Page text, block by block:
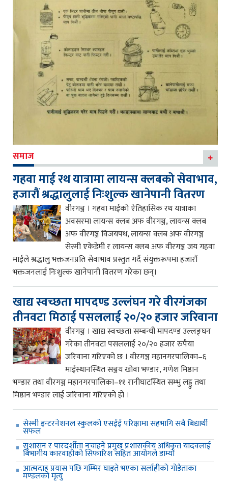
समाज
गहवा माई रथ यात्रामा लायन्स क्लबको सेवाभाव,
हजारौं श्रद्धालुलाई निःशुल्क खानेपानी वितरण
वीरगञ्ज । गहवा माईको ऐतिहासिक रथ यात्राका
अवसरमा लायन्स क्लब अफ वीरगञ्ज, लायन्स क्लब
अफ वीरगञ्ज विजयपथ, लायन्स क्लब अफ वीरगञ्ज
सेस्मी एकेडेमी र लायन्स क्लब अफ वीरगञ्ज जय गहवा
माईले श्रद्धालु भक्तजनप्रति सेवाभाव प्रस्तुत गर्दै संयुक्तरूपमा हजारौं
भक्तजनलाई निःशुल्क खानेपानी वितरण गरेका छन्।
खाद्य स्वच्छता मापदण्ड उल्लंघन गरे वीरगंजका
तीनवटा मिठाई पसललाई २०/२० हजार जरिवाना
वीरगञ्ज । खाद्य स्वच्छता सम्बन्धी मापदण्ड उल्लङ्घन
गरेका तीनवटा पसललाई २०/२० हजार रुपैया
जरिवाना गरिएको छ । वीरगञ्ज महानगरपालिका–६
माईस्थानस्थित सञ्जय खोवा भण्डार, गणेश मिष्ठान
भण्डार तथा वीरगञ्ज महानगरपालिका–११ रानीघाटस्थित सम्भु लड्डु तथा
मिष्ठान भण्डार लाई जरिवाना गरिएको हो ।
सेस्मी इन्टरनेशनल स्कुलको एसईई परिक्षामा सहभागि सबै बिद्यार्थी
सफल
सुशासन र पारदर्शीता नचाहने प्रमुख प्रशासकीय अधिकृत यादवलाई
बिभागीय कारवाहीको सिफारिश सहित आयोगले डाम्यो
आत्मदाह प्रयास पछि गम्भिर घाइते भएका सर्लाहीको गोडैताका
मण्डलको मृत्यु